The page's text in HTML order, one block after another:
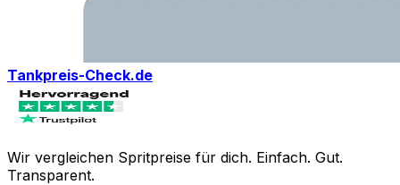
Tankpreis-Check.de
Wir vergleichen Spritpreise für dich. Einfach. Gut.
Transparent.